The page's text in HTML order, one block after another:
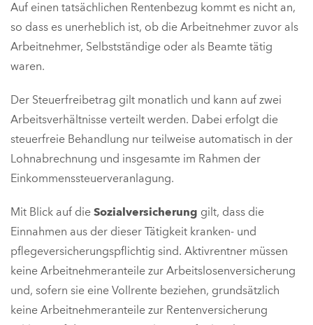
Auf einen tatsächlichen Rentenbezug kommt es nicht an,
so dass es unerheblich ist, ob die Arbeitnehmer zuvor als
Arbeitnehmer, Selbstständige oder als Beamte tätig
waren.
Der Steuerfreibetrag gilt monatlich und kann auf zwei
Arbeitsverhältnisse verteilt werden. Dabei erfolgt die
steuerfreie Behandlung nur teilweise automatisch in der
Lohnabrechnung und insgesamte im Rahmen der
Einkommenssteuerveranlagung.
Mit Blick auf die Sozialversicherung gilt, dass die
Einnahmen aus der dieser Tätigkeit kranken- und
pflegeversicherungspflichtig sind. Aktivrentner müssen
keine Arbeitnehmeranteile zur Arbeitslosenversicherung
und, sofern sie eine Vollrente beziehen, grundsätzlich
keine Arbeitnehmeranteile zur Rentenversicherung